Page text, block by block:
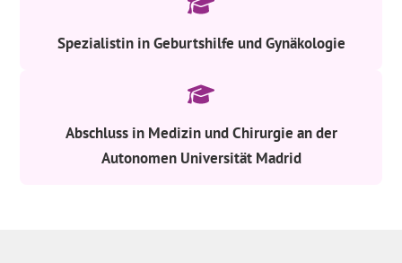
Spezialistin in Geburtshilfe und Gynäkologie
Abschluss in Medizin und Chirurgie an der
Autonomen Universität Madrid